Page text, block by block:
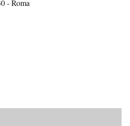
- Roma